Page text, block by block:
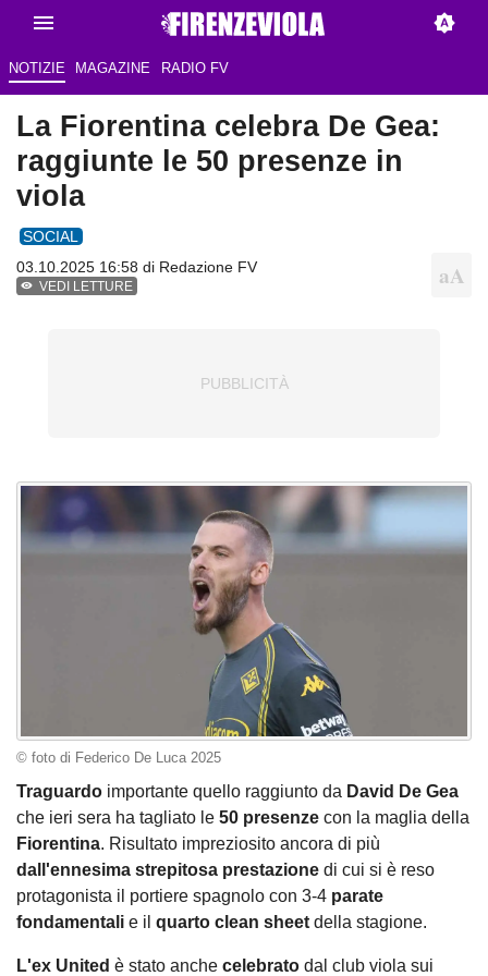
NOTIZIE MAGAZINE RADIO FV
La Fiorentina celebra De Gea:
raggiunte le 50 presenze in
viola
SOCIAL
03.10.2025 16:58 di Redazione FV
VEDI LETTURE
© foto di Federico De Luca 2025
Traguardo importante quello raggiunto da David De Gea
che ieri sera ha tagliato le 50 presenze con la maglia della
Fiorentina. Risultato impreziosito ancora di più
dall'ennesima strepitosa prestazione di cui si è reso
protagonista il portiere spagnolo con 3-4 parate
fondamentali e il quarto clean sheet della stagione.
L'ex United è stato anche celebrato dal club viola sui